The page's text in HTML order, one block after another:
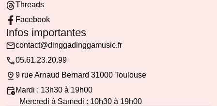
Threads
Facebook
Infos importantes
contact@dinggadinggamusic.fr
05.61.23.20.99
9 rue Arnaud Bernard 31000 Toulouse
Mardi : 13h30 à 19h00
Mercredi à Samedi : 10h30 à 19h00